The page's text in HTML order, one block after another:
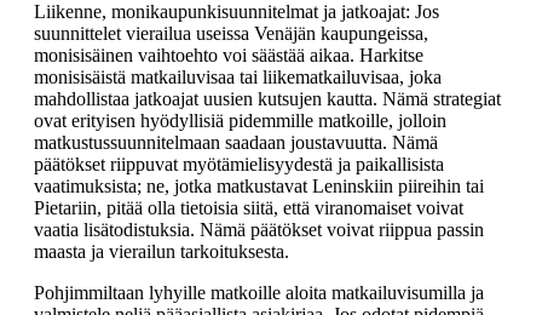
Liikenne, monikaupunkisuunnitelmat ja jatkoajat: Jos
suunnittelet vierailua useissa Venäjän kaupungeissa,
monisisäinen vaihtoehto voi säästää aikaa. Harkitse
monisisäistä matkailuvisaa tai liikematkailuvisaa, joka
mahdollistaa jatkoajat uusien kutsujen kautta. Nämä strategiat
ovat erityisen hyödyllisiä pidemmille matkoille, jolloin
matkustussuunnitelmaan saadaan joustavuutta. Nämä
päätökset riippuvat myötämielisyydestä ja paikallisista
vaatimuksista; ne, jotka matkustavat Leninskiin piireihin tai
Pietariin, pitää olla tietoisia siitä, että viranomaiset voivat
vaatia lisätodistuksia. Nämä päätökset voivat riippua passin
maasta ja vierailun tarkoituksesta.
Pohjimmiltaan lyhyille matkoille aloita matkailuvisumilla ja